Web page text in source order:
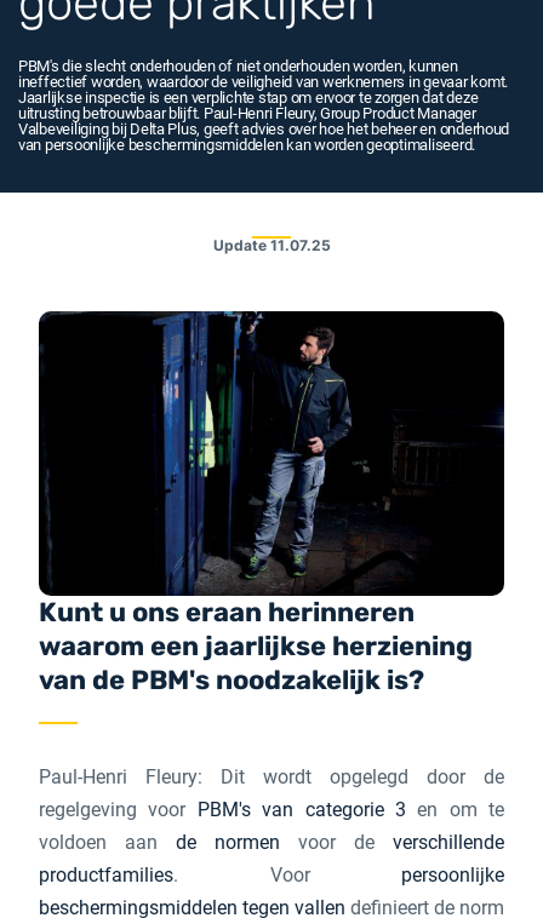
PBM's die slecht onderhouden of niet onderhouden worden, kunnen
ineffectief worden, waardoor de veiligheid van werknemers in gevaar komt.
Jaarlijkse inspectie is een verplichte stap om ervoor te zorgen dat deze
uitrusting betrouwbaar blijft. Paul-Henri Fleury, Group Product Manager
Valbeveiliging bij Delta Plus, geeft advies over hoe het beheer en onderhoud
van persoonlijke beschermingsmiddelen kan worden geoptimaliseerd.
Update 11.07.25
Kunt u ons eraan herinneren
waarom een jaarlijkse herziening
van de PBM's noodzakelijk is?
Paul-Henri Fleury: Dit wordt opgelegd door de
regelgeving voor PBM's van categorie 3 en om te
voldoen aan de normen voor deverschillende
productfamilies. Voor persoonlijke
beschermingsmiddelen tegen vallendefinieert de norm